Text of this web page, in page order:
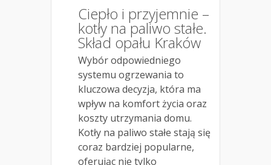
Ciepło i przyjemnie –
kotły na paliwo stałe.
Skład opału Kraków
Wybór odpowiedniego
systemu ogrzewania to
kluczowa decyzja, która ma
wpływ na komfort życia oraz
koszty utrzymania domu.
Kotły na paliwo stałe stają się
coraz bardziej popularne,
oferując nie tylko